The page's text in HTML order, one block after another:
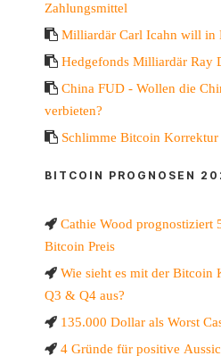
Zahlungsmittel
Milliardär Carl Icahn will in
Hedgefonds Milliardär Ray
China FUD - Wollen die
verbieten?
Schlimme Bitcoin Korrektur
BITCOIN PROGNOSEN
Cathie Wood prognostiziert
Bitcoin Preis
Wie sieht es mit der Bitcoin
Q3 & Q4 aus?
135.000 Dollar als Worst
4 Gründe für positive